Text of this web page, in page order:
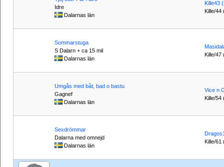
Idre
Dalarnas län
Kille43
Kille/44
Sommarstuga
S Dalarn + ca 15 mil
Dalarnas län
Kille/47
Umgås med båt, bad o bastu
Gagnef
Dalarnas län
Vice n
Kille/54
Sexdrömmar
Dalarna med omnejd
Dalarnas län
Kille/61